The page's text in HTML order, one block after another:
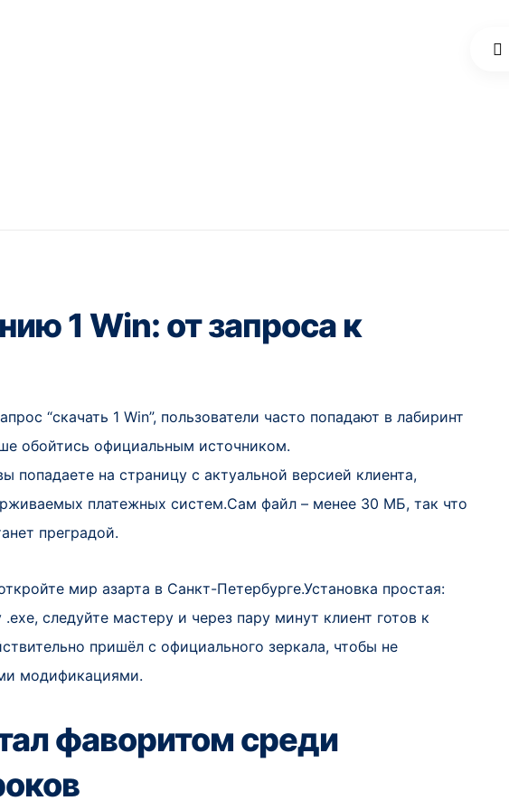
1 Win: от запроса к
“скачать 1 Win”, пользователи часто попадают в лабиринт
обойтись официальным источником.
попадаете на страницу с актуальной версией клиента,
платежных систем.Сам файл – менее 30 МБ, так что
преградой.
мир азарта в Санкт-Петербурге.Установка простая:
следуйте мастеру и через пару минут клиент готов к
пришёл с официального зеркала, чтобы не
модификациями.
фаворитом среди